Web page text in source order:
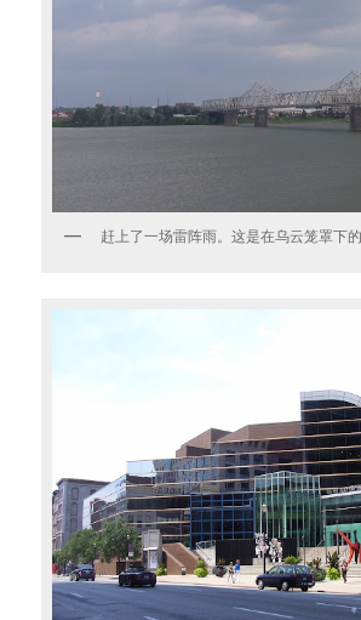
赶上了一场雷阵雨。这是在乌云笼罩下的